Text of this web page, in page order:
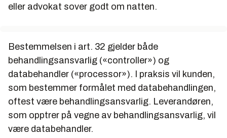
eller advokat sover godt om natten.
Bestemmelsen i art. 32 gjelder både
behandlingsansvarlig («controller») og
databehandler («processor»). I praksis vil kunden,
som bestemmer formålet med databehandlingen,
oftest være behandlingsansvarlig. Leverandøren,
som opptrer på vegne av behandlingsansvarlig, vil
være databehandler.